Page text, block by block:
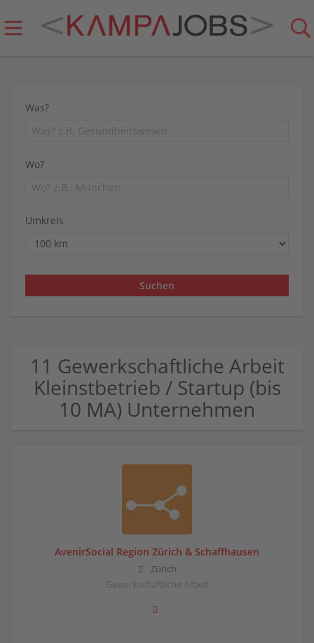
Was?
Wo?
Umkreis
11 Gewerkschaftliche Arbeit
Kleinstbetrieb / Startup (bis
10 MA) Unternehmen
AvenirSocial Region Zürich & Schaffhausen
Zürich
Gewerkschaftliche Arbeit